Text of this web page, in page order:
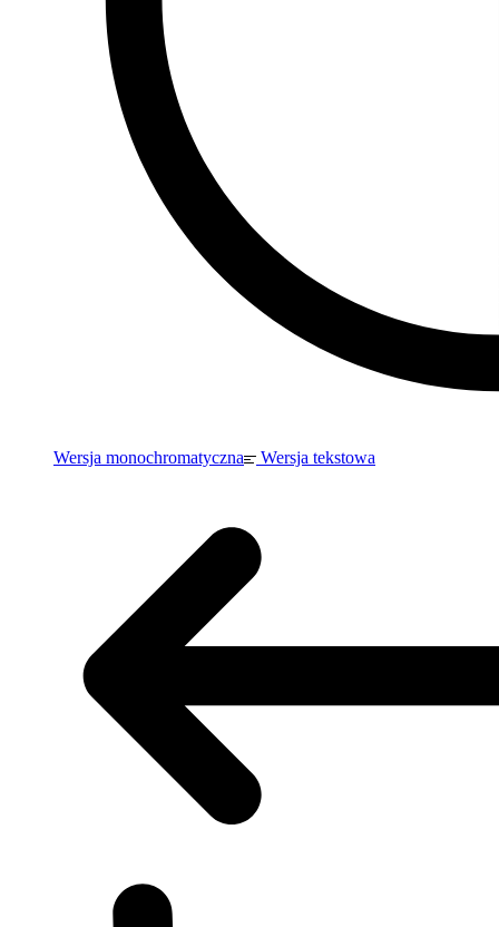
Wersja monochromatyczna Wersja tekstowa